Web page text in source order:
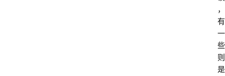
，
有
一
些
则
是